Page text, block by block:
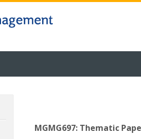
MGMG697: Thematic